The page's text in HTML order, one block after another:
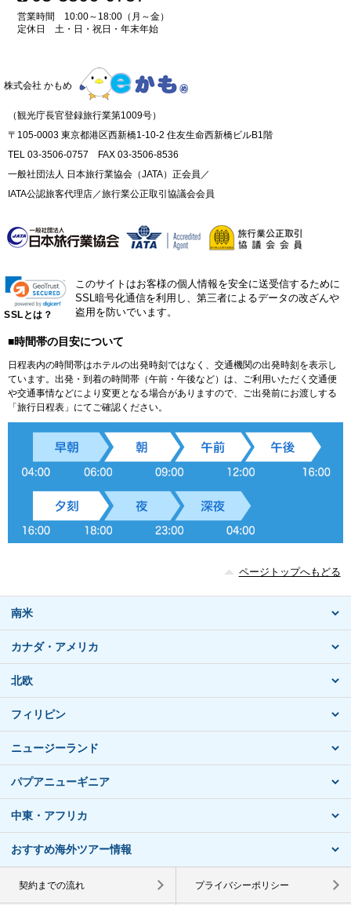
営業時間 10:00～18:00（月～金）
定休日 土・日・祝日・年末年始
株式会社 かもめ
（観光庁長官登録旅行業第1009号）
〒105-0003 東京都港区西新橋1-10-2 住友生命西新橋ビルB1階
TEL 03-3506-0757 FAX 03-3506-8536
一般社団法人 日本旅行業協会（JATA）正会員／
IATA公認旅客代理店／旅行業公正取引協議会会員
SSLとは？
このサイトはお客様の個人情報を安全に送受信するために
SSL暗号化通信を利用し、第三者によるデータの改ざんや
盗用を防いでいます。
■時間帯の目安について
日程表内の時間帯はホテルの出発時刻ではなく、交通機関の出発時刻を表示し
ています。出発・到着の時間帯（午前・午後など）は、ご利用いただく交通便
や交通事情などにより変更となる場合がありますので、ご出発前にお渡しする
「旅行日程表」にてご確認ください。
ページトップへもどる
南米
カナダ・アメリカ
北欧
フィリピン
ニュージーランド
パプアニューギニア
中東・アフリカ
おすすめ海外ツアー情報
契約までの流れ プライバシーポリシー